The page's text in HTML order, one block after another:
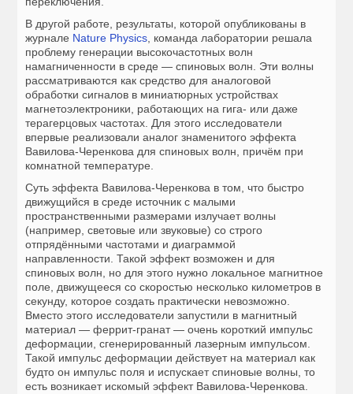
В другой работе, результаты, которой опубликованы в
журнале Nature Physics , команда лаборатории решала
проблему генерации высокочастотных волн
намагниченности в среде — спиновых волн. Эти волны
рассматриваются как средство для аналоговой
обработки сигналов в миниатюрных устройствах
магнетоэлектроники, работающих на гига- или даже
терагерцовых частотах. Для этого исследователи
впервые реализовали аналог знаменитого эффекта
Вавилова-Черенкова для спиновых волн, причём при
комнатной температуре.
Суть эффекта Вавилова-Черенкова в том, что быстро
движущийся в среде источник с малыми
пространственными размерами излучает волны
(например, световые или звуковые) со строго
отпрядёнными частотами и диаграммой
направленности. Такой эффект возможен и для
спиновых волн, но для этого нужно локальное магнитное
поле, движущееся со скоростью несколько километров в
секунду, которое создать практически невозможно.
Вместо этого исследователи запустили в магнитный
материал — феррит-гранат — очень короткий импульс
деформации, сгенерированный лазерным импульсом.
Такой импульс деформации действует на материал как
будто он импульс поля и испускает спиновые волны, то
есть возникает искомый эффект Вавилова-Черенкова.